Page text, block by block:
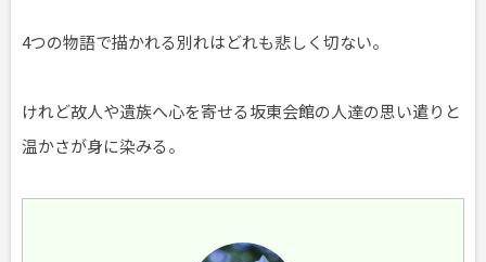
4つの物語で描かれる別れはどれも悲しく切ない。
けれど故人や遺族へ心を寄せる坂東会館の人達の思い遣りと
温かさが身に染みる。